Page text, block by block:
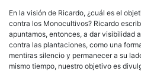
En la visión de Ricardo, ¿cuál es el
contra los Monocultivos? Ricardo
apuntamos, entonces, a dar visibilidad
contra las plantaciones, como una
mentiras silencio y permanecer a su
mismo tiempo, nuestro objetivo es